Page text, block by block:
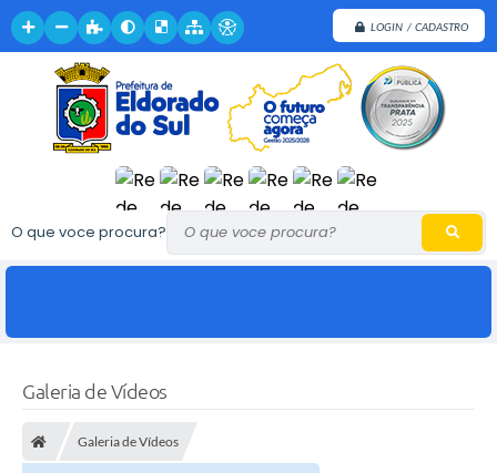
LOGIN / CADASTRO
O que voce procura?
Galeria de Vídeos
Galeria de Vídeos